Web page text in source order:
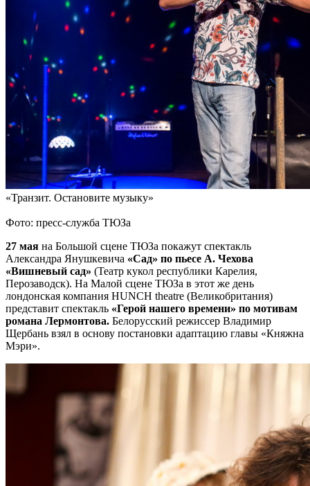
«Транзит. Остановите музыку»
Фото: пресс-служба ТЮЗа
27 мая на Большой сцене ТЮЗа покажут спектакль
Александра Янушкевича «Сад» по пьесе А. Чехова
«Вишневый сад» (Театр кукол республики Карелия,
Перозаводск). На Малой сцене ТЮЗа в этот же день
лондонская компания HUNCH theatre (Великобритания)
представит спектакль «Герой нашего времени» по мотивам
романа Лермонтова. Белорусский режиссер Владимир
Щербань взял в основу постановки адаптацию главы «Княжна
Мэри».